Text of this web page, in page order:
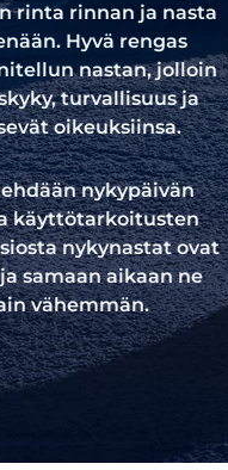
rinta rinnan ja nasta
Hyvä rengas
nastan, jolloin
turvallisuus ja
oikeuksiinsa.
nykypäivän
käyttötarkoitusten
nykynastat ovat
samaan aikaan ne
vähemmän.